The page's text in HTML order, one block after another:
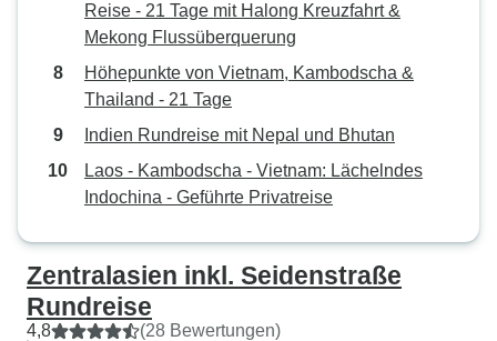
Reise - 21 Tage mit Halong Kreuzfahrt &
Mekong Flussüberquerung
Höhepunkte von Vietnam, Kambodscha &
Thailand - 21 Tage
Indien Rundreise mit Nepal und Bhutan
Laos - Kambodscha - Vietnam: Lächelndes
Indochina - Geführte Privatreise
Zentralasien inkl. Seidenstraße
Rundreise
4,8 (28 Bewertungen)